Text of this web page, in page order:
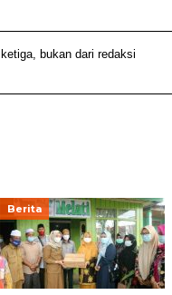
bukan dari redaksi
Berita